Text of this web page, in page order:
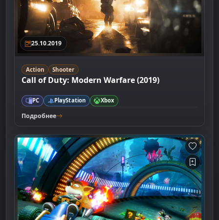
25.10.2019
Action Shooter
Call of Duty: Modern Warfare (2019)
PC PlayStation Xbox
Подробнее